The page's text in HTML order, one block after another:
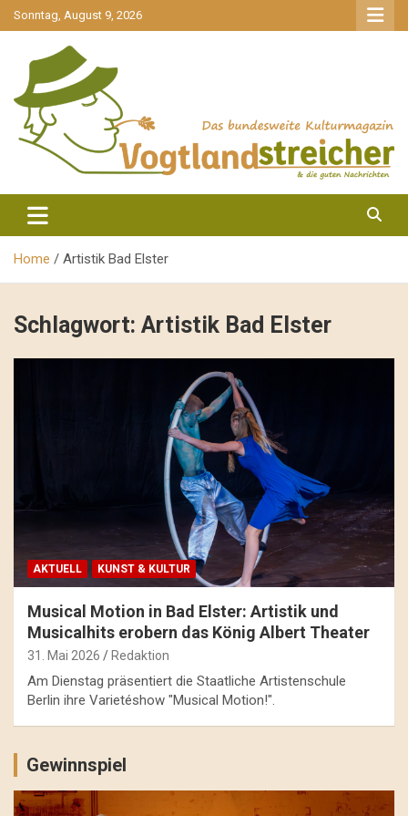
gehe
zum
Sonntag, August 9, 2026
Vogtlandstreicher
Home Artistik Bad Elster
Schlagwort: Artistik Bad Elster
AKTUELL KUNST & KULTUR
Musical Motion in Bad Elster: Artistik und
Musicalhits erobern das König Albert Theater
31. Mai 2026 Redaktion
Am Dienstag präsentiert die Staatliche Artistenschule
Berlin ihre Varietéshow "Musical Motion!".
Gewinnspiel